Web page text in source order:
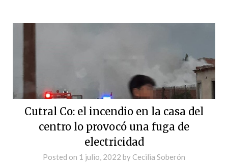
Cutral Co: el incendio en la casa del
centro lo provocó una fuga de
electricidad
Posted on 1 julio, 2022 by Cecilia Soberón